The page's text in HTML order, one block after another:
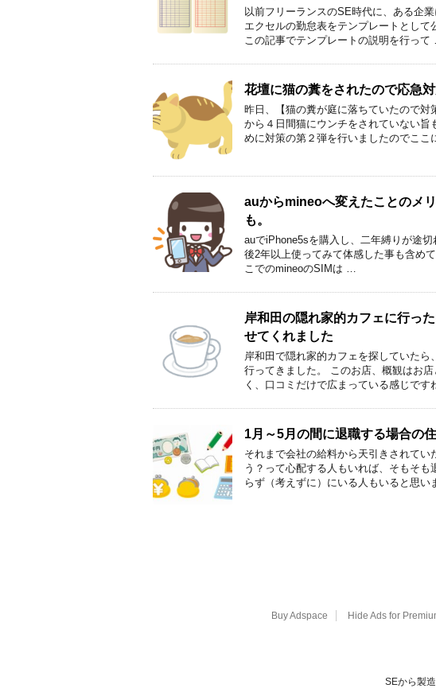
以前フリーランスのSE時代に、ある企
エクセルの勤怠表をテンプレートとして
この記事でテンプレートの説明を行っ
花壇に猫の糞をされたので応急
昨日、【猫の糞が庭に落ちていたので
から４日間猫にウンチをされていない
めに対策の第２弾を行いましたのでこ
auからmineoへ変えたことのメ
も。
auでiPhone5sを購入し、二年縛りが途
後2年以上使ってみて体感した事も含め
こでのmineoのSIMは …
岸和田の隠れ家的カフェに行っ
せてくれました
岸和田で隠れ家的カフェを探していた
行ってきました。 このお店、概観はお
く、口コミだけで広まっている感じで
1月～5月の間に退職する場合の
それまで会社の給料から天引きされて
う？って心配する人もいれば、そもそ
らず（考えずに）にいる人もいると思
Buy Adspace Hide Ads for
SEから製